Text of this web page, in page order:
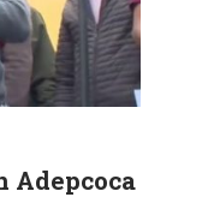
Adepcoca